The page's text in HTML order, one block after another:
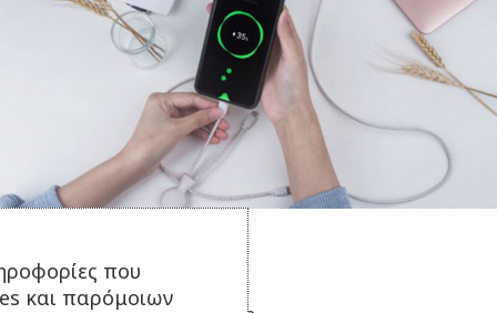
Τεχνικά Χαρακτηριστικά:
που
και παρόμοιων